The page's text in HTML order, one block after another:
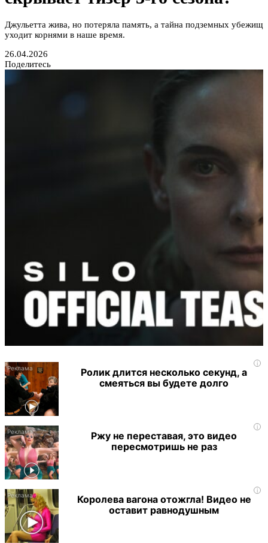
Джульетта жива, но потеряла память, а тайна подземных убежищ
уходит корнями в наше время.
26.04.2026
Поделитесь
i
Ролик длится несколько секунд, а
смеяться вы будете долго
i
Ржу не переставая, это видео
пересмотришь не раз
i
Королева вагона отожгла! Видео не
оставит равнодушным